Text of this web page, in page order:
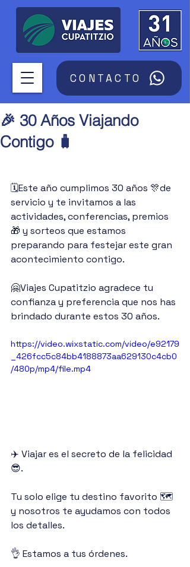
CONTACTO
🎉 30 Años Viajando
Contigo 🧳
🗓️Este año cumplimos 30 años 🎊de
servicio y te invitamos a las
actividades, conferencias, premios
🎁 y sorteos que estamos
preparando para festejar este gran
acontecimiento contigo.
🤗Viajes Cupatitzio agradece tu
confianza y preferencia que nos has
brindado durante estos 30 años.
https://video.wixstatic.com/video/e92179
_426fcc5c84bb4188873aa629130c4cb0
/480p/mp4/file.mp4
✈️ Viajar es el secreto de la felicidad
😎.
Tu solo elige tu destino favorito 🗺️
y nosotros te ayudamos con todos
los detalles.
👌 Estamos a tus órdenes.